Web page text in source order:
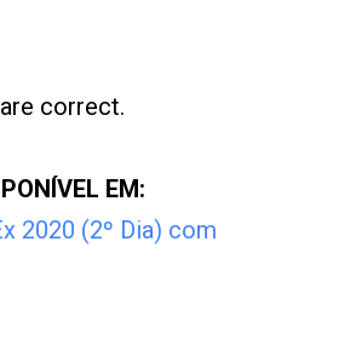
correct.
EM:
2020 (2º Dia) com